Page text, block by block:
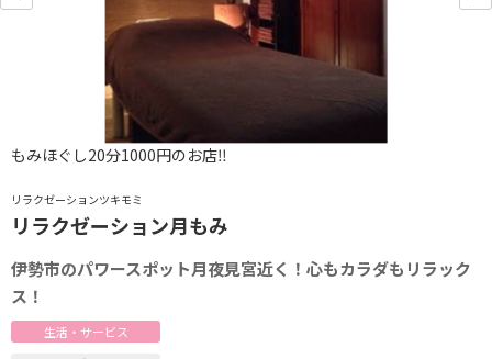
リラクゼーションツキモミ
リラクゼーション月もみ
伊勢市のパワースポット月夜見宮近く！心もカラダもリラック
ス！
生活・サービス
もみほぐし20分1000円のお店‼